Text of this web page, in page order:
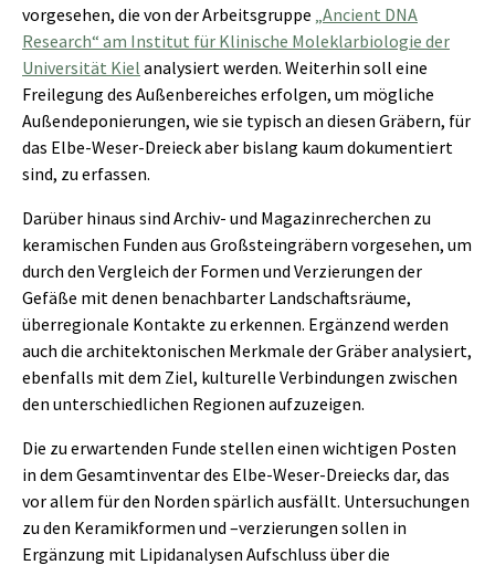
vorgesehen, die von der Arbeitsgruppe „Ancient DNA
Research“ am Institut für Klinische Moleklarbiologie der
Universität Kiel analysiert werden. Weiterhin soll eine
Freilegung des Außenbereiches erfolgen, um mögliche
Außendeponierungen, wie sie typisch an diesen Gräbern, für
das Elbe-Weser-Dreieck aber bislang kaum dokumentiert
sind, zu erfassen.
Darüber hinaus sind Archiv- und Magazinrecherchen zu
keramischen Funden aus Großsteingräbern vorgesehen, um
durch den Vergleich der Formen und Verzierungen der
Gefäße mit denen benachbarter Landschaftsräume,
überregionale Kontakte zu erkennen. Ergänzend werden
auch die architektonischen Merkmale der Gräber analysiert,
ebenfalls mit dem Ziel, kulturelle Verbindungen zwischen
den unterschiedlichen Regionen aufzuzeigen.
Die zu erwartenden Funde stellen einen wichtigen Posten
in dem Gesamtinventar des Elbe-Weser-Dreiecks dar, das
vor allem für den Norden spärlich ausfällt. Untersuchungen
zu den Keramikformen und –verzierungen sollen in
Ergänzung mit Lipidanalysen Aufschluss über die